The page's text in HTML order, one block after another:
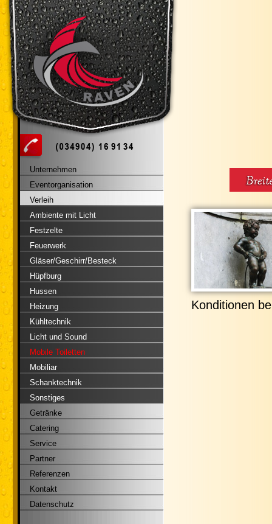
Unternehmen
Eventorganisation
Verleih
Ambiente mit Licht
Festzelte
Feuerwerk
Gläser/Geschirr/Besteck
Hüpfburg
Hussen
Heizung
Kühltechnik
Licht und Sound
Mobile Toiletten
Mobiliar
Schanktechnik
Sonstiges
Getränke
Catering
Service
Partner
Referenzen
Kontakt
Datenschutz
Konditionen